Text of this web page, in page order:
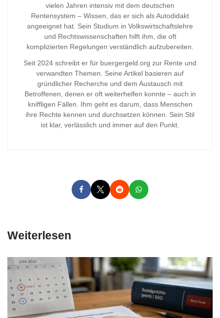
vielen Jahren intensiv mit dem deutschen
Rentensystem – Wissen, das er sich als Autodidakt
angeeignet hat. Sein Studium in Volkswirtschaftslehre
und Rechtswissenschaften hilft ihm, die oft
komplizierten Regelungen verständlich aufzubereiten.
Seit 2024 schreibt er für buergergeld.org zur Rente und
verwandten Themen. Seine Artikel basieren auf
gründlicher Recherche und dem Austausch mit
Betroffenen, denen er oft weiterhelfen konnte – auch in
kniffligen Fällen. Ihm geht es darum, dass Menschen
ihre Rechte kennen und durchsetzen können. Sein Stil
ist klar, verlässlich und immer auf den Punkt.
Weiterlesen